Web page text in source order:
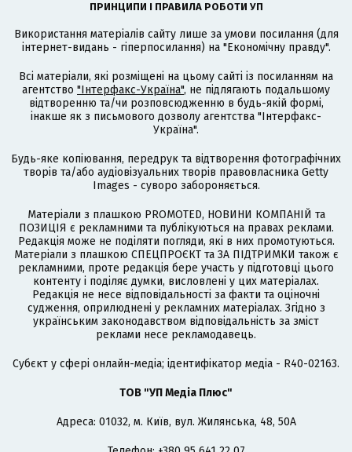
ПРИНЦИПИ І ПРАВИЛА РОБОТИ УП
Використання матеріалів сайту лише за умови посилання (для
інтернет-видань - гіперпосилання) на "Економічну правду".
Всі матеріали, які розміщені на цьому сайті із посиланням на
агентство "Інтерфакс-Україна", не підлягають подальшому
відтворенню та/чи розповсюдженню в будь-якій формі,
інакше як з письмового дозволу агентства "Інтерфакс-
Україна".
Будь-яке копіювання, передрук та відтворення фотографічних
творів та/або аудіовізуальних творів правовласника Getty
Images - суворо забороняється.
Матеріали з плашкою PROMOTED, НОВИНИ КОМПАНІЙ та
ПОЗИЦІЯ є рекламними та публікуються на правах реклами.
Редакція може не поділяти погляди, які в них промотуються.
Матеріали з плашкою СПЕЦПРОЄКТ та ЗА ПІДТРИМКИ також є
рекламними, проте редакція бере участь у підготовці цього
контенту і поділяє думки, висловлені у цих матеріалах.
Редакція не несе відповідальності за факти та оціночні
судження, оприлюднені у рекламних матеріалах. Згідно з
українським законодавством відповідальність за зміст
реклами несе рекламодавець.
Cубєкт у сфері онлайн-медіа; ідентифікатор медіа - R40-02163.
ТОВ "УП Медіа Плюс"
Адреса: 01032, м. Київ, вул. Жилянська, 48, 50А